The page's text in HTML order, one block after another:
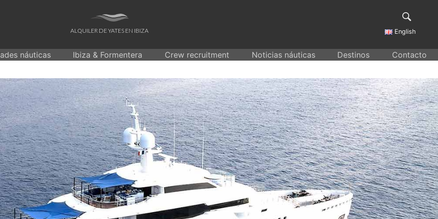
ALQUILER DE YATES EN IBIZA English
náuticas Ibiza & Formentera Crew recruitment Noticias náuticas Destinos Contacto